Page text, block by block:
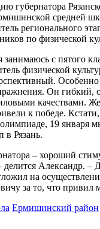
губернатора
средней
регионального
по физической
с пятого
физической
Он гибкий,
качествами.
к победе.
19 января
в Рязань.
– хороший
делится Александр. –
на
за то, что привил
Ермишинский район